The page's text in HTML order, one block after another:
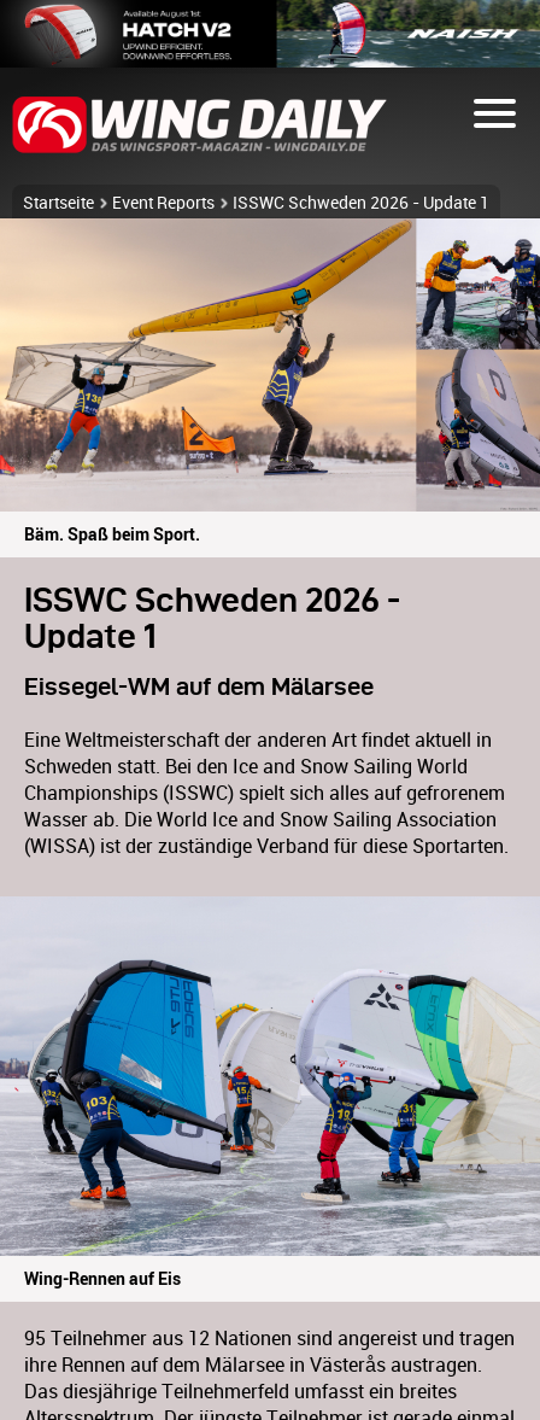
Startseite Event Reports ISSWC Schweden 2026 - Update 1
Bäm. Spaß beim Sport.
ISSWC Schweden 2026 -
Update 1
Eissegel-WM auf dem Mälarsee
Eine Weltmeisterschaft der anderen Art findet aktuell in
Schweden statt. Bei den Ice and Snow Sailing World
Championships (ISSWC) spielt sich alles auf gefrorenem
Wasser ab. Die World Ice and Snow Sailing Association
(WISSA) ist der zuständige Verband für diese Sportarten.
Wing-Rennen auf Eis
95 Teilnehmer aus 12 Nationen sind angereist und tragen
ihre Rennen auf dem Mälarsee in Västerås austragen.
Das diesjährige Teilnehmerfeld umfasst ein breites